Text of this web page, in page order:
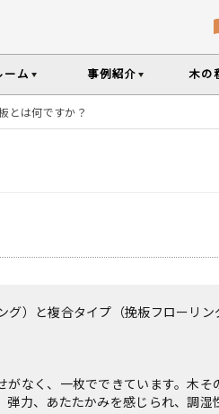
意とお願い 製品情報の見方と
ーム 事例紹介 木の
様々な基礎知識集
特徴や製品を紹介
ト
ンスのポイントなどを掲載
ーズをお買い求めいただけま
とは何ですか？
）と複合タイプ（挽板フローリ
なく、一枚でできています。木
力、あたたかみを感じられ、調湿